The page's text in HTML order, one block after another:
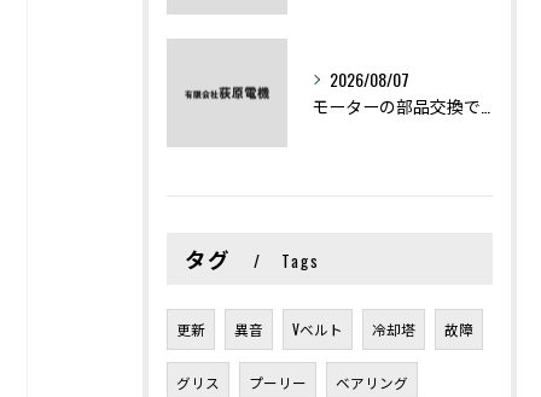
2026/08/07
タグ Tags
更新 異音 Vベルト 冷却塔 故障
グリス プーリー ベアリング